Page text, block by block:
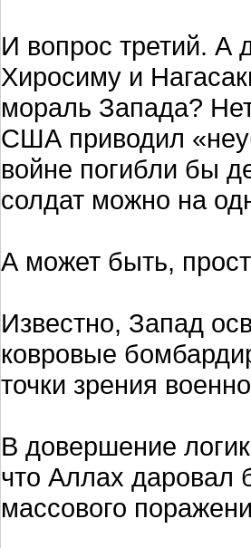
И вопрос третий. А
Хиросиму и
мораль Запада?
США приводил
войне погибли бы
солдат можно на
А может быть,
Известно, Запад
ковровые
точки зрения
В довершение
что Аллах даровал
массового